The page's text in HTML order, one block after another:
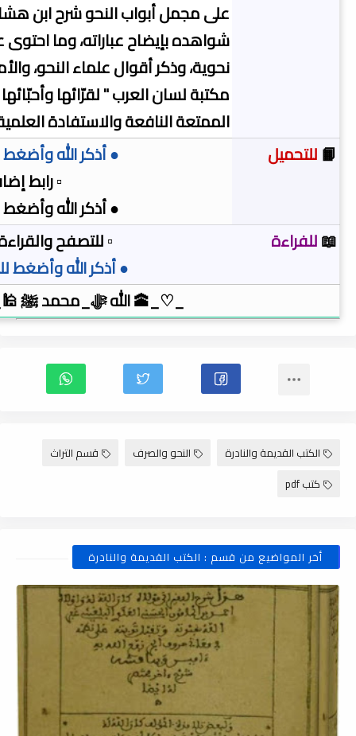
على مجمل أبواب النحو شرح ابن
شواهده بإيضاح عباراته، وما
نحوية، وذكر أقوال علماء النحو،
مكتبة لسان العرب " لقرّائها
الممتعة النافعة والاستفادة
📙للتحميل
● أذكر الله
▫️ رابط
● أذكر الله
📖للفراءة
▫️ للتصفح
● أذكر الله وأضغط
_♡_🕋 الله ﷻ_محمد ﷺ
الكتب القديمة والنادرة النحو والصرف
قسم التراث
كتب pdf
أخر المواضيع من قسم : الكتب القديمة والنادرة